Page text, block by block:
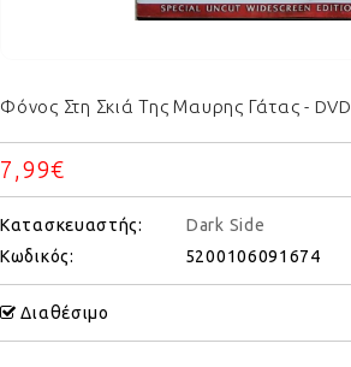
Φόνος Στη Σκιά Της Μαυρης Γάτας - DVD
7,99€
Κατασκευαστής:
Dark Side
Κωδικός:
5200106091674
Διαθέσιμο